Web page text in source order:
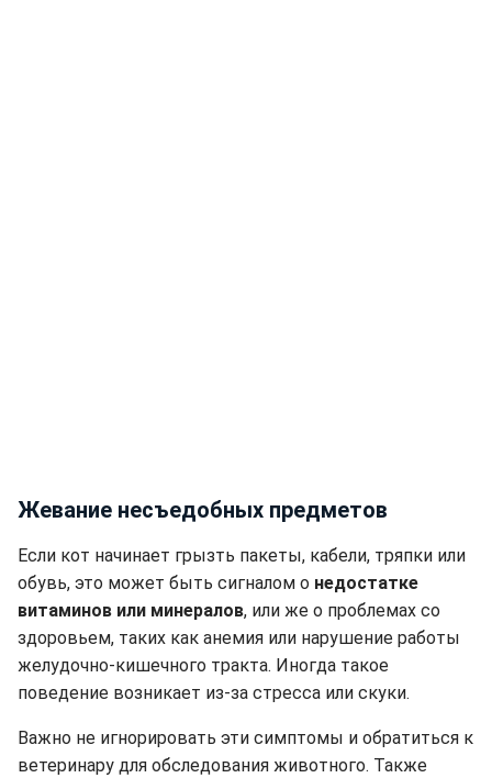
Жевание несъедобных предметов
Если кот начинает грызть пакеты, кабели, тряпки или
обувь, это может быть сигналом о недостатке
витаминов или минералов, или же о проблемах со
здоровьем, таких как анемия или нарушение работы
желудочно-кишечного тракта. Иногда такое
поведение возникает из-за стресса или скуки.
Важно не игнорировать эти симптомы и обратиться к
ветеринару для обследования животного. Также